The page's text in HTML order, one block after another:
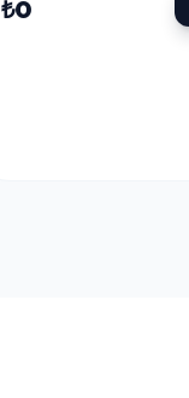
₺0